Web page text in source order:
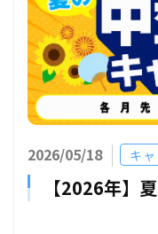
2026/05/18 キ
【2026年】